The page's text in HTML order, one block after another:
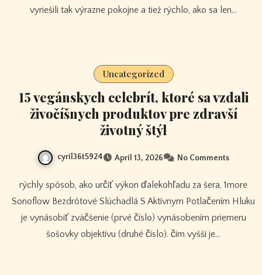
vyriešili tak výrazne pokojne a tiež rýchlo, ako sa len…
Uncategorized
15 vegánskych celebrít, ktoré sa vzdali
živočíšnych produktov pre zdravší
životný štýl
cyril36t5924 April 13, 2026 No Comments
rýchly spôsob, ako určiť výkon ďalekohľadu za šera, 1more
Sonoflow Bezdrôtové Slúchadlá S Aktívnym Potlačením Hluku
je vynásobiť zväčšenie (prvé číslo) vynásobením priemeru
šošovky objektívu (druhé číslo). čím vyšší je…